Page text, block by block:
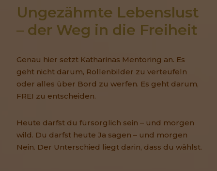
Ungezähmte Lebenslust
– der Weg in die Freiheit
Genau hier setzt Katharinas Mentoring an. Es
geht nicht darum, Rollenbilder zu verteufeln
oder alles über Bord zu werfen. Es geht darum,
FREI zu entscheiden.
Heute darfst du fürsorglich sein – und morgen
wild. Du darfst heute Ja sagen – und morgen
Nein. Der Unterschied liegt darin, dass du wählst.